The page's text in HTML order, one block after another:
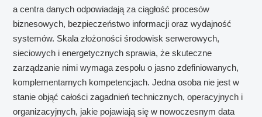
a centra danych odpowiadają za ciągłość procesów
biznesowych, bezpieczeństwo informacji oraz wydajność
systemów. Skala złożoności środowisk serwerowych,
sieciowych i energetycznych sprawia, że skuteczne
zarządzanie nimi wymaga zespołu o jasno zdefiniowanych,
komplementarnych kompetencjach. Jedna osoba nie jest w
stanie objąć całości zagadnień technicznych, operacyjnych i
organizacyjnych, jakie pojawiają się w nowoczesnym data